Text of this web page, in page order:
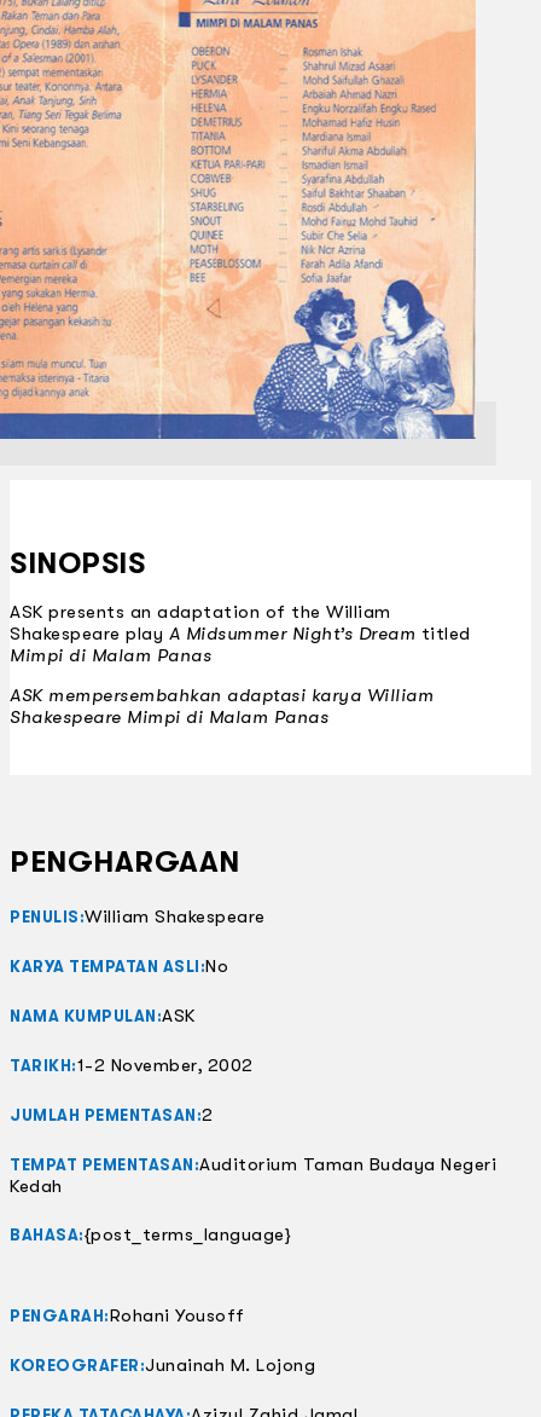
SINOPSIS
ASK presents an adaptation of the William
Shakespeare play A Midsummer Night’s Dream titled
Mimpi di Malam Panas
ASK mempersembahkan adaptasi karya William
Shakespeare Mimpi di Malam Panas
PENGHARGAAN
PENULIS:William Shakespeare
KARYA TEMPATAN ASLI:No
NAMA KUMPULAN:ASK
TARIKH:1-2 November, 2002
JUMLAH PEMENTASAN:2
TEMPAT PEMENTASAN:Auditorium Taman Budaya Negeri
Kedah
BAHASA:{post_terms_language}
PENGARAH:Rohani Yousoff
KOREOGRAFER:Junainah M. Lojong